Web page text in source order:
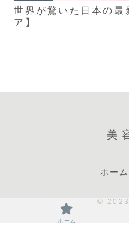
世界が驚いた日本の最
ア】
美
ホーム
© 2023
ホーム